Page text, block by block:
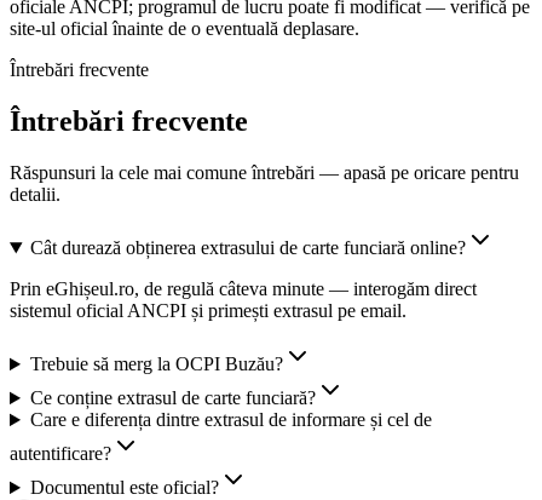
oficiale ANCPI; programul de lucru poate fi modificat — verifică pe
site-ul oficial înainte de o eventuală deplasare.
Întrebări frecvente
Întrebări frecvente
Răspunsuri la cele mai comune întrebări — apasă pe oricare pentru
detalii.
Cât durează obținerea extrasului de carte funciară online?
Prin eGhișeul.ro, de regulă câteva minute — interogăm direct
sistemul oficial ANCPI și primești extrasul pe email.
Trebuie să merg la OCPI Buzău?
Ce conține extrasul de carte funciară?
Care e diferența dintre extrasul de informare și cel de
autentificare?
Documentul este oficial?